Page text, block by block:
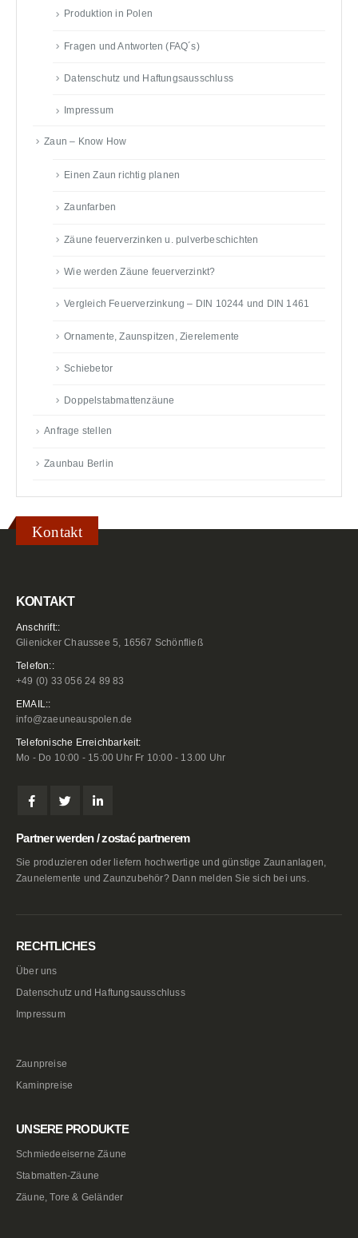
Produktion in Polen
Fragen und Antworten (FAQ´s)
Datenschutz und Haftungsausschluss
Impressum
Zaun – Know How
Einen Zaun richtig planen
Zaunfarben
Zäune feuerverzinken u. pulverbeschichten
Wie werden Zäune feuerverzinkt?
Vergleich Feuerverzinkung – DIN 10244 und DIN 1461
Ornamente, Zaunspitzen, Zierelemente
Schiebetor
Doppelstabmattenzäune
Anfrage stellen
Zaunbau Berlin
Kontakt
KONTAKT
Anschrift::
Glienicker Chaussee 5, 16567 Schönfließ
Telefon::
+49 (0) 33 056 24 89 83
EMAIL::
info@zaeuneauspolen.de
Telefonische Erreichbarkeit:
Mo - Do 10:00 - 15:00 Uhr Fr 10:00 - 13.00 Uhr
Partner werden / zostać partnerem
Sie produzieren oder liefern hochwertige und günstige Zaunanlagen,
Zaunelemente und Zaunzubehör? Dann melden Sie sich bei uns.
RECHTLICHES
Über uns
Datenschutz und Haftungsausschluss
Impressum
Zaunpreise
Kaminpreise
UNSERE PRODUKTE
Schmiedeeiserne Zäune
Stabmatten-Zäune
Zäune, Tore & Geländer